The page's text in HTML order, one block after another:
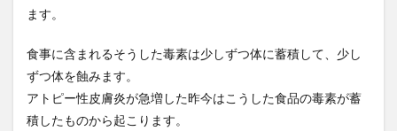
ます。
食事に含まれるそうした毒素は少しずつ体に蓄積して、少し
ずつ体を蝕みます。
アトピー性皮膚炎が急増した昨今はこうした食品の毒素が蓄
積したものから起こります。